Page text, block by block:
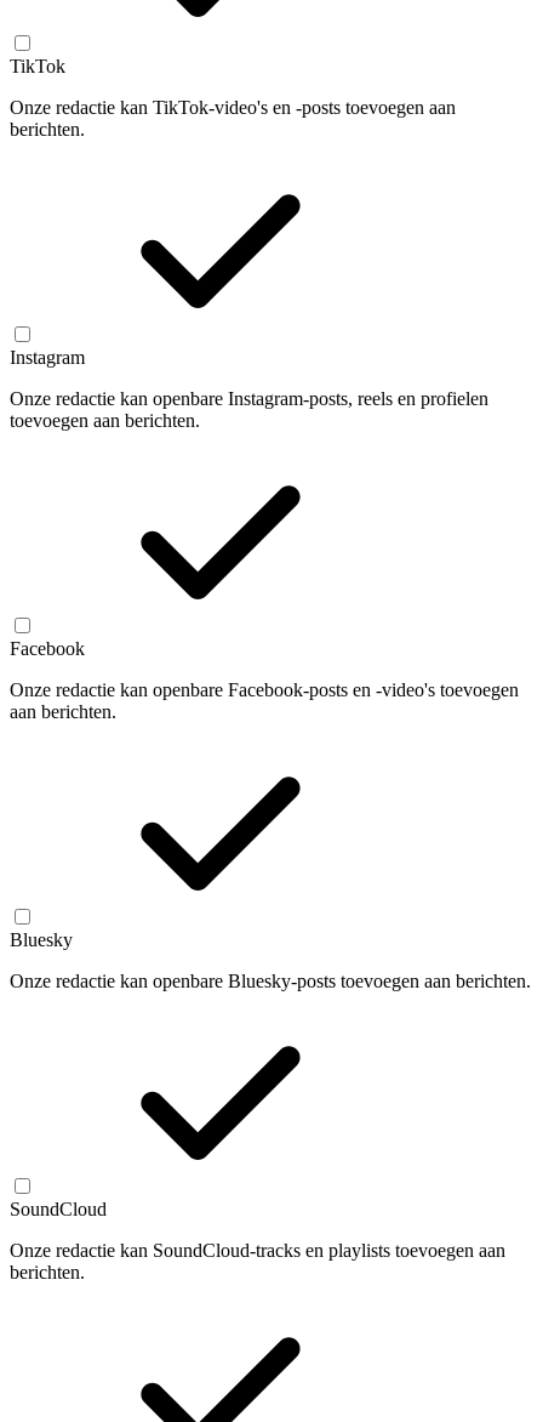
TikTok
Onze redactie kan TikTok-video's en -posts toevoegen aan
berichten.
Instagram
Onze redactie kan openbare Instagram-posts, reels en profielen
toevoegen aan berichten.
Facebook
Onze redactie kan openbare Facebook-posts en -video's toevoegen
aan berichten.
Bluesky
Onze redactie kan openbare Bluesky-posts toevoegen aan berichten.
SoundCloud
Onze redactie kan SoundCloud-tracks en playlists toevoegen aan
berichten.